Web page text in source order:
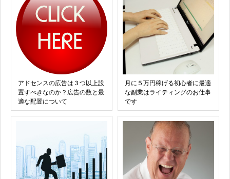
アドセンスの広告は３つ以上設
置すべきなのか？広告の数と最
適な配置について
月に５万円稼げる初心者に最適
な副業はライティングのお仕事
です